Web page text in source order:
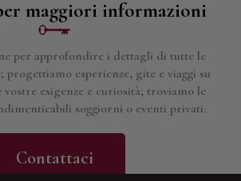
maggiori informazioni
per approfondire i dettagli di tutte le
progettiamo esperienze, gite e viaggi su
vostre esigenze e curiosità; troviamo le
soggiorni o eventi privati.
Contattaci